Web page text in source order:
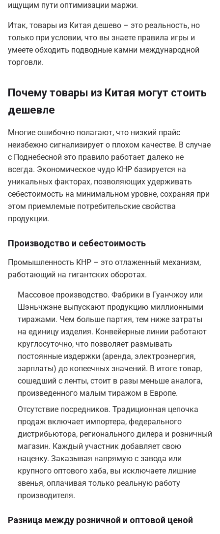
ищущим пути оптимизации маржи.
Итак, товары из Китая дешево – это реальность, но
только при условии, что вы знаете правила игры и
умеете обходить подводные камни международной
торговли.
Почему товары из Китая могут стоить
дешевле
Многие ошибочно полагают, что низкий прайс
неизбежно сигнализирует о плохом качестве. В случае
с Поднебесной это правило работает далеко не
всегда. Экономическое чудо КНР базируется на
уникальных факторах, позволяющих удерживать
себестоимость на минимальном уровне, сохраняя при
этом приемлемые потребительские свойства
продукции.
Производство и себестоимость
Промышленность КНР – это отлаженный механизм,
работающий на гигантских оборотах.
Массовое производство. Фабрики в Гуанчжоу или
Шэньчжэне выпускают продукцию миллионными
тиражами. Чем больше партия, тем ниже затраты
на единицу изделия. Конвейерные линии работают
круглосуточно, что позволяет размывать
постоянные издержки (аренда, электроэнергия,
зарплаты) до копеечных значений. В итоге товар,
сошедший с ленты, стоит в разы меньше аналога,
произведенного малым тиражом в Европе.
Отсутствие посредников. Традиционная цепочка
продаж включает импортера, федерального
дистрибьютора, регионального дилера и розничный
магазин. Каждый участник добавляет свою
наценку. Заказывая напрямую с завода или
крупного оптового хаба, вы исключаете лишние
звенья, оплачивая только реальную работу
производителя.
Разница между розничной и оптовой ценой